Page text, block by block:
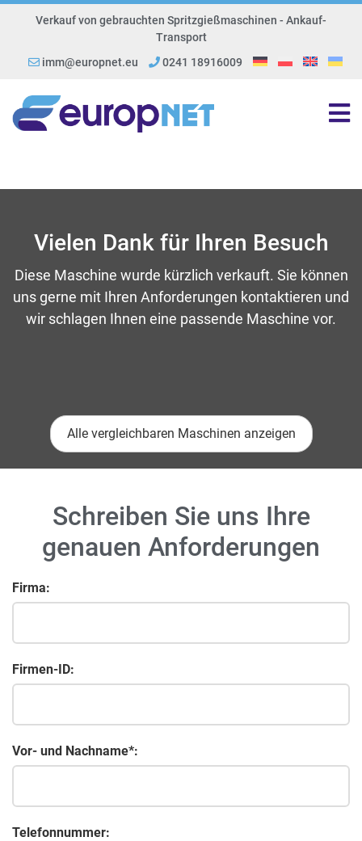
Verkauf von gebrauchten Spritzgießmaschinen - Ankauf-
Transport
imm@europnet.eu
0241 18916009
Vielen Dank für Ihren Besuch
Diese Maschine wurde kürzlich verkauft. Sie können
uns gerne mit Ihren Anforderungen kontaktieren und
wir schlagen Ihnen eine passende Maschine vor.
Alle vergleichbaren Maschinen anzeigen
Schreiben Sie uns Ihre
genauen Anforderungen
Firma:
Firmen-ID:
Vor- und Nachname*:
Telefonnummer: